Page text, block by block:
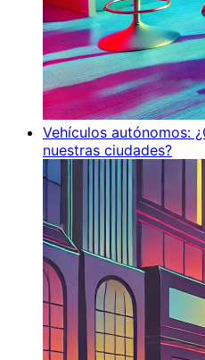
Vehículos autónomos:
nuestras ciudades?